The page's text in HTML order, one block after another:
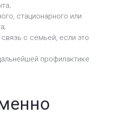
стационарного или
с семьей, если это
профилактике